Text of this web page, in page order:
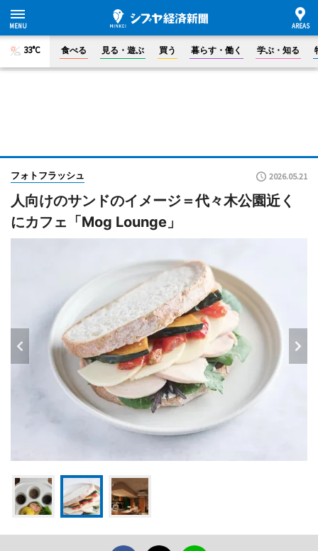
33°C 食べる 見る・遊ぶ 買う 暮らす・働く 学ぶ・知る
フォトフラッシュ 2026.05.21
人向けのサンドのイメージ＝代々木公園近く
にカフェ「Mog Lounge」